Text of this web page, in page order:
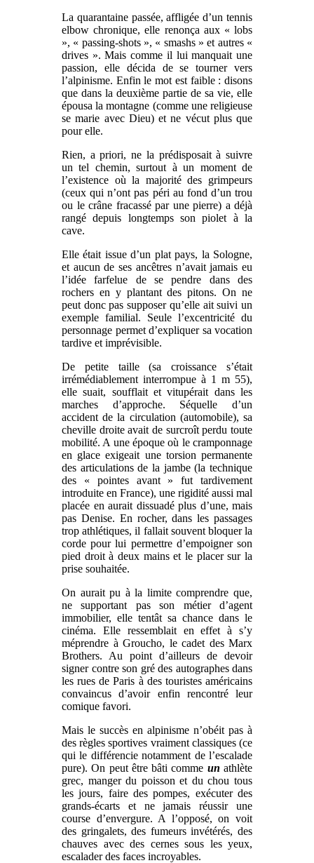
La quarantaine passée, affligée d’un tennis
elbow chronique, elle renonça aux « lobs
», « passing-shots », « smashs » et autres «
drives ». Mais comme il lui manquait une
passion, elle décida de se tourner vers
l’alpinisme. Enfin le mot est faible : disons
que dans la deuxième partie de sa vie, elle
épousa la montagne (comme une religieuse
se marie avec Dieu) et ne vécut plus que
pour elle.
Rien, a priori, ne la prédisposait à suivre
un tel chemin, surtout à un moment de
l’existence où la majorité des grimpeurs
(ceux qui n’ont pas péri au fond d’un trou
ou le crâne fracassé par une pierre) a déjà
rangé depuis longtemps son piolet à la
cave.
Elle était issue d’un plat pays, la Sologne,
et aucun de ses ancêtres n’avait jamais eu
l’idée farfelue de se pendre dans des
rochers en y plantant des pitons. On ne
peut donc pas supposer qu’elle ait suivi un
exemple familial. Seule l’excentricité du
personnage permet d’expliquer sa vocation
tardive et imprévisible.
De petite taille (sa croissance s’était
irrémédiablement interrompue à 1 m 55),
elle suait, soufflait et vitupérait dans les
marches d’approche. Séquelle d’un
accident de la circulation (automobile), sa
cheville droite avait de surcroît perdu toute
mobilité. A une époque où le cramponnage
en glace exigeait une torsion permanente
des articulations de la jambe (la technique
des « pointes avant » fut tardivement
introduite en France), une rigidité aussi mal
placée en aurait dissuadé plus d’une, mais
pas Denise. En rocher, dans les passages
trop athlétiques, il fallait souvent bloquer la
corde pour lui permettre d’empoigner son
pied droit à deux mains et le placer sur la
prise souhaitée.
On aurait pu à la limite comprendre que,
ne supportant pas son métier d’agent
immobilier, elle tentât sa chance dans le
cinéma. Elle ressemblait en effet à s’y
méprendre à Groucho, le cadet des Marx
Brothers. Au point d’ailleurs de devoir
signer contre son gré des autographes dans
les rues de Paris à des touristes américains
convaincus d’avoir enfin rencontré leur
comique favori.
Mais le succès en alpinisme n’obéit pas à
des règles sportives vraiment classiques (ce
qui le différencie notamment de l’escalade
pure). On peut être bâti comme un athlète
grec, manger du poisson et du chou tous
les jours, faire des pompes, exécuter des
grands-écarts et ne jamais réussir une
course d’envergure. A l’opposé, on voit
des gringalets, des fumeurs invétérés, des
chauves avec des cernes sous les yeux,
escalader des faces incroyables.